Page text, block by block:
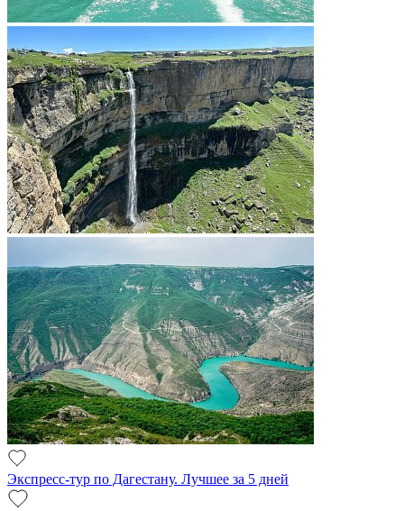
Экспресс-тур по Дагестану. Лучшее за 5 дней